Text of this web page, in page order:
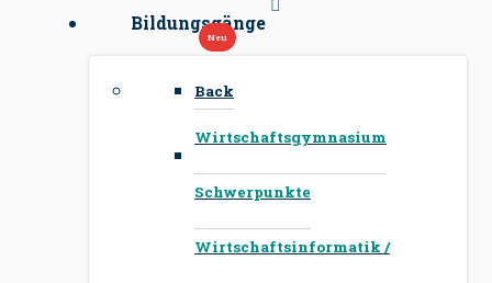
Bildungsgänge
Back
Wirtschaftsgymnasium
Schwerpunkte
Wirtschaftsinformatik /